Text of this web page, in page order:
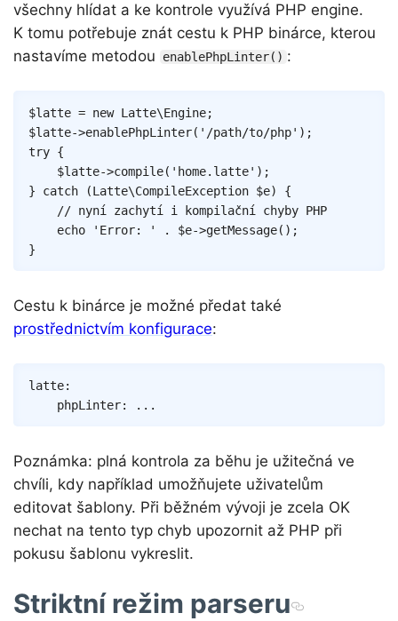
všechny hlídat a ke kontrole využívá PHP engine.
K tomu potřebuje znát cestu k PHP binárce, kterou
nastavíme metodou
enablePhpLinter() :
$latte = new Latte\Engine;
$latte->enablePhpLinter( '/path/to/php' ) ;
try {
$latte->compile( 'home.latte' ) ;
}
catch (Latte\CompileException $e)
{
// nyní zachytí i kompilační chyby PHP
echo
'Error: ' . $e->getMessage( ) ;
}
Cestu k binárce je možné předat také
prostřednictvím konfigurace:
latte:
phpLinter: ...
Poznámka: plná kontrola za běhu je užitečná ve
chvíli, kdy například umožňujete uživatelům
editovat šablony. Při běžném vývoji je zcela OK
nechat na tento typ chyb upozornit až PHP při
pokusu šablonu vykreslit.
Striktní režim parseru